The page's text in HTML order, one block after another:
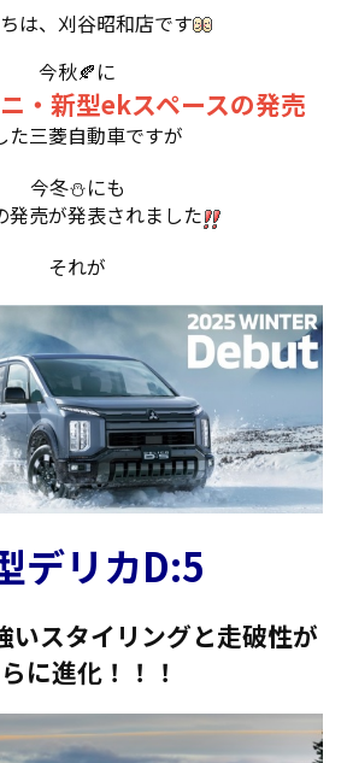
は、刈谷昭和店です
今秋🍂に
・新型ekスペースの発売
た三菱自動車ですが
今冬⛄にも
発売が発表されました
それが
デリカD:5
いスタイリングと走破性が
に進化！！！